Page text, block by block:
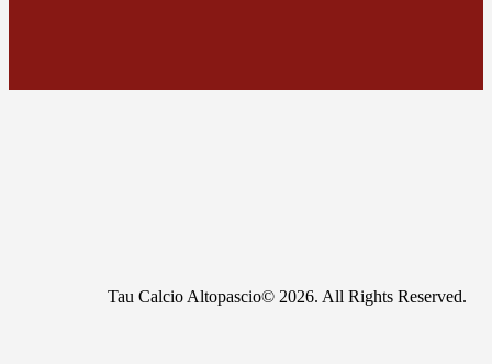
Tau Calcio Altopascio© 2026. All Rights Reserved.